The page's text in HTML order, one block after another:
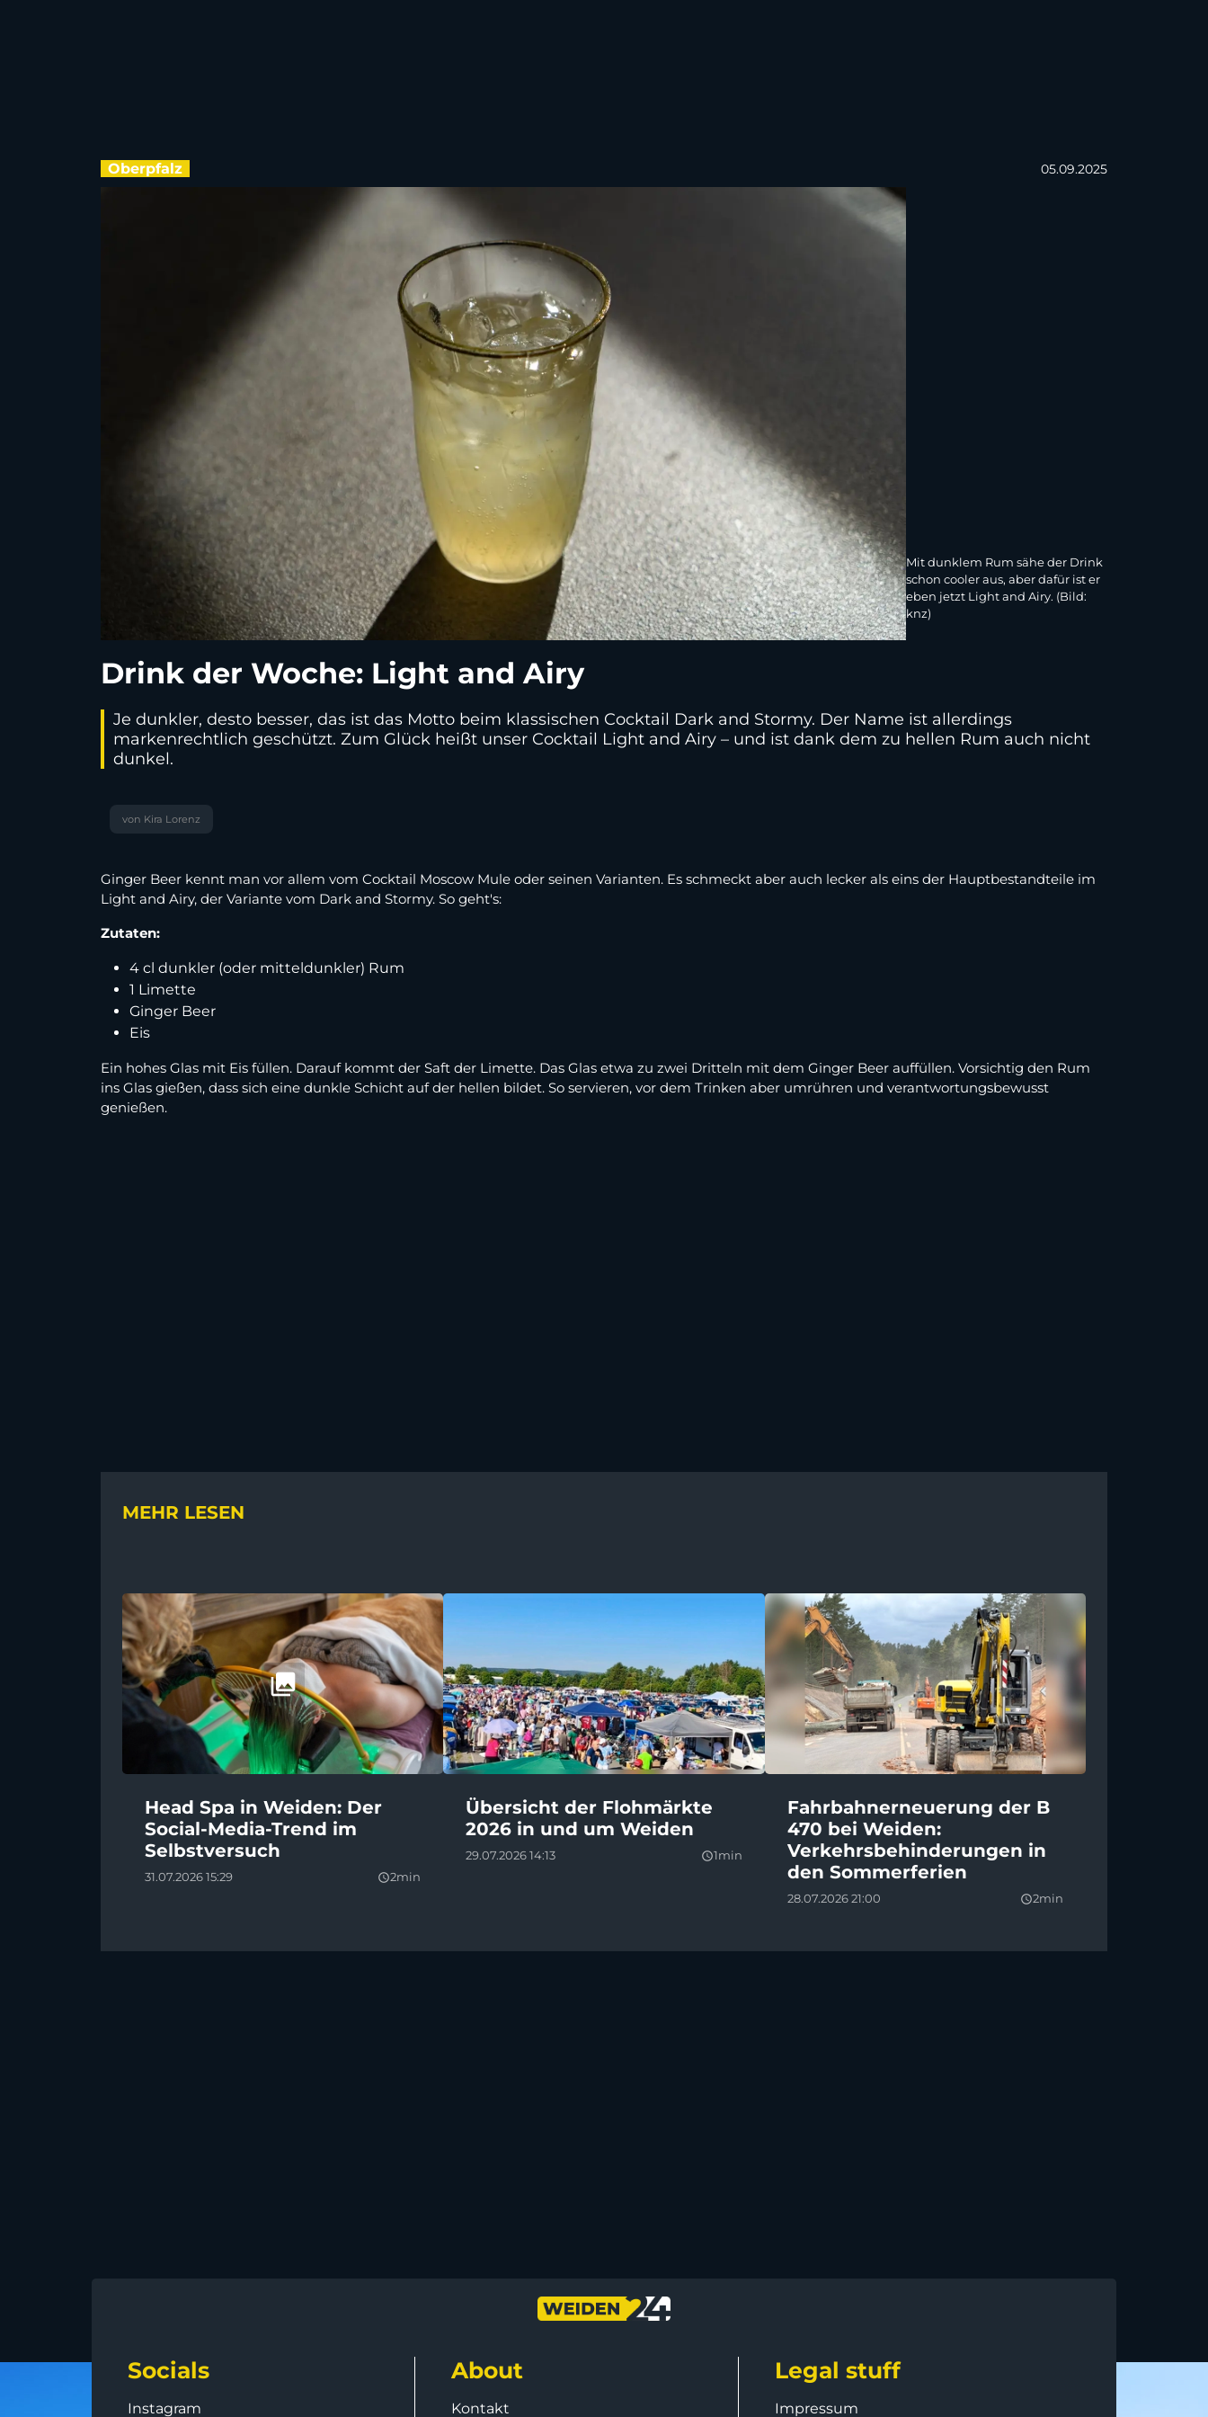
Oberpfalz 05.09.2025
Mit dunklem Rum sähe der Drink
schon cooler aus, aber dafür ist er
eben jetzt Light and Airy. (Bild:
knz)
Drink der Woche: Light and Airy
Je dunkler, desto besser, das ist das Motto beim klassischen Cocktail Dark and Stormy. Der Name ist allerdings
markenrechtlich geschützt. Zum Glück heißt unser Cocktail Light and Airy – und ist dank dem zu hellen Rum auch nicht
dunkel.
von Kira Lorenz
Ginger Beer kennt man vor allem vom Cocktail Moscow Mule oder seinen Varianten. Es schmeckt aber auch lecker als eins der Hauptbestandteile im
Light and Airy, der Variante vom Dark and Stormy. So geht's:
Zutaten:
4 cl dunkler (oder mitteldunkler) Rum
1 Limette
Ginger Beer
Eis
Ein hohes Glas mit Eis füllen. Darauf kommt der Saft der Limette. Das Glas etwa zu zwei Dritteln mit dem Ginger Beer auffüllen. Vorsichtig den Rum
ins Glas gießen, dass sich eine dunkle Schicht auf der hellen bildet. So servieren, vor dem Trinken aber umrühren und verantwortungsbewusst
genießen.
MEHR LESEN
Head Spa in Weiden: Der
Social-Media-Trend im
Selbstversuch
31.07.2026 15:29 query_builder2min
Übersicht der Flohmärkte
2026 in und um Weiden
29.07.2026 14:13 query_builder1min
Fahrbahnerneuerung der B
470 bei Weiden:
Verkehrsbehinderungen in
den Sommerferien
28.07.2026 21:00 query_builder2min
Socials
Instagram
About
Kontakt
Legal stuff
Impressum